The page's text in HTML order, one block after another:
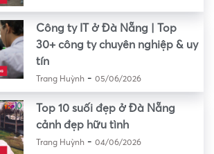
Công ty IT ở Đà Nẵng | Top
30+ công ty chuyên nghiệp & uy
tín
Trang Huỳnh- 05/06/2026
Top 10 suối đẹp ở Đà Nẵng
cảnh đẹp hữu tình
Trang Huỳnh- 04/06/2026